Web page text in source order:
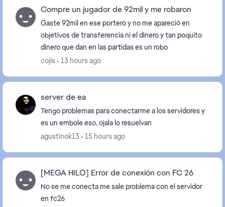
Compre un jugador de 92mil y me robaron
Gaste 92mil en ese portero y no me apareció en
objetivos de transferencia ni el dinero y tan poquito
dinero que dan en las partidas es un robo
cojis
13 hours ago
server de ea
Tengo problemas para conectarme a los servidores y
es un embole eso, ojala lo resuelvan
agustinok13
15 hours ago
[MEGA HILO] Error de conexión con FC 26
No se me conecta me sale problema con el servidor
en fc26